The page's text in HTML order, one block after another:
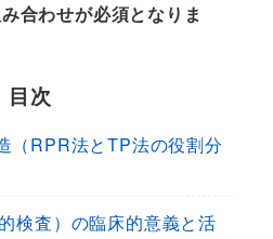
合わせが必須となりま
目次
（RPR法とTP法の役割分
検査）の臨床的意義と活